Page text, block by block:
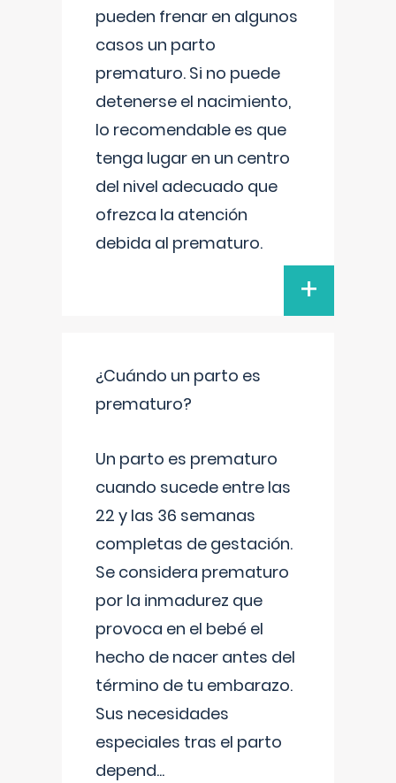
pueden frenar en algunos
casos un parto
prematuro. Si no puede
detenerse el nacimiento,
lo recomendable es que
tenga lugar en un centro
del nivel adecuado que
ofrezca la atención
debida al prematuro.
+
¿Cuándo un parto es
prematuro?
Un parto es prematuro
cuando sucede entre las
22 y las 36 semanas
completas de gestación.
Se considera prematuro
por la inmadurez que
provoca en el bebé el
hecho de nacer antes del
término de tu embarazo.
Sus necesidades
especiales tras el parto
depend...